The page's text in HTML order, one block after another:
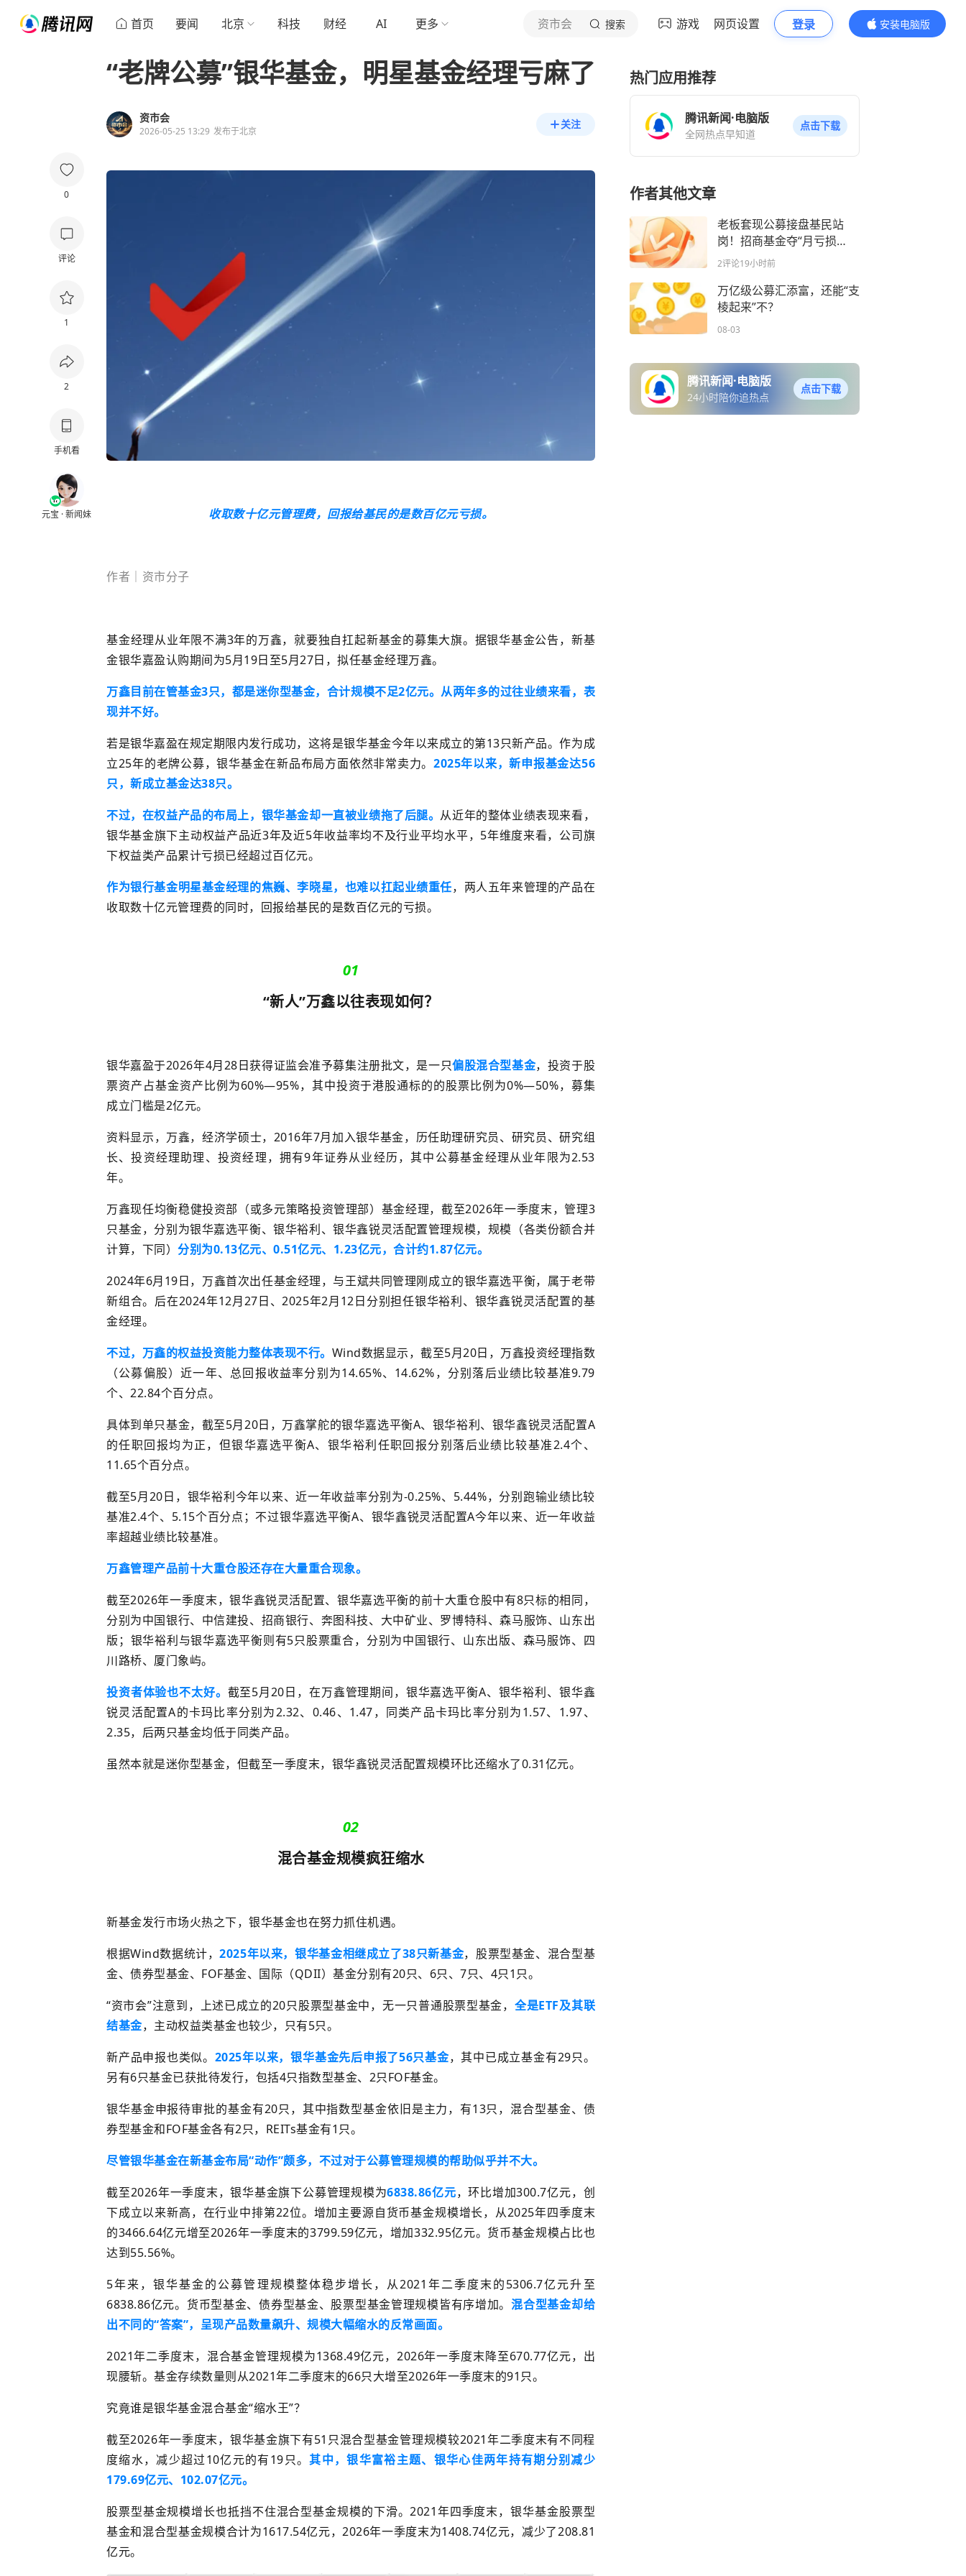
首页 要闻 北京 科技 财经 AI 更多 资市会 搜索 游戏 网页设置 登录
安装电脑版
内容更精彩
0
评论
1
2
手机看
元宝 · 新闻妹
“老牌公募”银华基金，明星基金经理亏麻了
资市会
2026-05-25 13:29 发布于北京
关注
收取数十亿元管理费，回报给基民的是数百亿元亏损。
作者｜资市分子
基金经理从业年限不满3年的万鑫，就要独自扛起新基金的募集大旗。据银华基金公告，新基
金银华嘉盈认购期间为5月19日至5月27日，拟任基金经理万鑫。
万鑫目前在管基金3只，都是迷你型基金，合计规模不足2亿元。从两年多的过往业绩来看，表
现并不好。
若是银华嘉盈在规定期限内发行成功，这将是银华基金今年以来成立的第13只新产品。作为成
立25年的老牌公募，银华基金在新品布局方面依然非常卖力。2025年以来，新申报基金达56
只，新成立基金达38只。
不过，在权益产品的布局上，银华基金却一直被业绩拖了后腿。从近年的整体业绩表现来看，
银华基金旗下主动权益产品近3年及近5年收益率均不及行业平均水平，5年维度来看，公司旗
下权益类产品累计亏损已经超过百亿元。
作为银行基金明星基金经理的焦巍、李晓星，也难以扛起业绩重任，两人五年来管理的产品在
收取数十亿元管理费的同时，回报给基民的是数百亿元的亏损。
01
“新人”万鑫以往表现如何？
银华嘉盈于2026年4月28日获得证监会准予募集注册批文，是一只偏股混合型基金，投资于股
票资产占基金资产比例为60%—95%，其中投资于港股通标的的股票比例为0%—50%，募集
成立门槛是2亿元。
资料显示，万鑫，经济学硕士，2016年7月加入银华基金，历任助理研究员、研究员、研究组
长、投资经理助理、投资经理，拥有9年证券从业经历，其中公募基金经理从业年限为2.53
年。
万鑫现任均衡稳健投资部（或多元策略投资管理部）基金经理，截至2026年一季度末， 管理3
只基金， 分别为银华嘉选平衡、银华裕利、银华鑫锐灵活配置管理规模，规模（各类份额合并
计算，下同） 分别为0.13亿元、0.51亿元、1.23亿元，合计约1.87亿元。‌
2024年6月19日， 万鑫首次出任基金经理，与王斌共同管理刚成立的银华嘉选平衡， 属于老带
新组合。后在2024年12月27日、2025年2月12日分别担任银华裕利、银华鑫锐灵活配置的基
金经理。
不过，万鑫的权益投资能力整体表现不行。 Wind数据显示，截至5月20日，万鑫投资经理指数
（公募偏股）近一年、总回报收益率分别为14.65%、14.62%，分别落后业绩比较基准9.79
个、22.84个百分点。
具体到单只基金， 截至5月20日，万鑫掌舵的银华嘉选平衡A、银华裕利、银华鑫锐灵活配置A
的任职回报均为正， 但银华嘉选平衡A、银华裕利任职回报分别落后业绩比较基准2.4个、
11.65个百分点。
截至5月20日，银华裕利今年以来、近一年收益率分别为-0.25%、5.44%，分别跑输业绩比较
基准2.4个、5.15个百分点； 不过银华嘉选平衡A、银华鑫锐灵活配置A今年以来、近一年收益
率超越业绩比较基准。
万鑫管理产品前十大重仓股还存在大量重合现象。
截至2026年一季度末，银华鑫锐灵活配置、银华嘉选平衡的前十大重仓股中有8只标的相同，
分别为中国银行、 中信建投、招商银行、奔图科技、大中矿业、罗博特科、森马服饰、山东出
版； 银华裕利与银华嘉选平衡则有5只股票重合，分别为中国银行、山东出版、森马服饰、四
川路桥、厦门象屿。
投资者体验也不太好。 截至5月20日，在万鑫管理期间，银华嘉选平衡A、银华裕利、银华鑫
锐灵活配置A的卡玛比率分别为2.32、0.46、1.47，同类产品卡玛比率分别为1.57、1.97、
2.35，后两只基金均低于同类产品。
虽然本就是迷你型基金，但截至一季度末， 银华鑫锐灵活配置规模环比还缩水了0.31亿元。
02
混合基金规模疯狂缩水
新基金发行市场火热之下，银华基金也在努力抓住机遇。
根据Wind数据统计，2025年以来，银华基金相继成立了38只新基金，股票型基金、混合型基
金、 债券型基金、FOF基金、国际（QDII）基金分别有20只、6只、7只、4只1只。
“资市会”注意到，上述已成立的20只股票型基金中，无一只普通股票型基金， 全是ETF及其联
结基金，主动权益类基金也较少，只有5只。
新产品申报也类似。 2025年以来，银华基金先后申报了56只基金，其中已成立基金有29只。
另有6只基金已获批待发行，包括4只指数型基金、2只FOF基金。
银华基金申报待审批的基金有20只，其中指数型基金依旧是主力，有13只，混合型基金、债
券型基金和FOF基金各有2只，REITs基金有1只。
尽管银华基金在新基金布局“动作”颇多，不过对于公募管理规模的帮助似乎并不大。
截至2026年一季度末，银华基金旗下公募管理规模为6838.86亿元，环比增加300.7亿元，创
下成立以来新高，在行业中排第22位。增加主要源自货币基金规模增长，从2025年四季度末
的3466.64亿元增至2026年一季度末的3799.59亿元， 增加332.95亿元。货币基金规模占比也
达到55.56%。
5年来，银华基金的公募管理规模整体稳步增长，从2021年二季度末的5306.7亿元升至
6838.86亿元。货币型基金、债券型基金、股票型基金管理规模皆有序增加。混合型基金却给
出不同的“答案”，呈现产品数量飙升、规模大幅缩水的反常画面。
2021年二季度末，混合基金管理规模为1368.49亿元，2026年一季度末降至670.77亿元， 出
现腰斩。基金存续数量则从2021年二季度末的66只大增至2026年一季度末的91只。
究竟谁是银华基金混合基金“缩水王”？
截至2026年一季度末，银华基金旗下有51只混合型基金管理规模较2021年二季度末有不同程
度缩水，减少超过10亿元的有19只。其中，银华富裕主题、银华心佳两年持有期分别减少
179.69亿元、102.07亿元。
股票型基金规模增长也抵挡不住混合型基金规模的下滑。2021年四季度末，银华基金股票型
基金和混合型基金规模合计为1617.54亿元，2026年一季度末为1408.74亿元，减少了208.81
亿元。
热门应用推荐
腾讯新闻·电脑版
全网热点早知道
点击下载
作者其他文章
老板套现公募接盘基民站
岗！招商基金夺“月亏损
王”，大成、永赢、平安等遭
2评论19小时前
万亿级公募汇添富，还能“支
棱起来”不？
08-03
腾讯新闻·电脑版
24小时陪你追热点
点击下载